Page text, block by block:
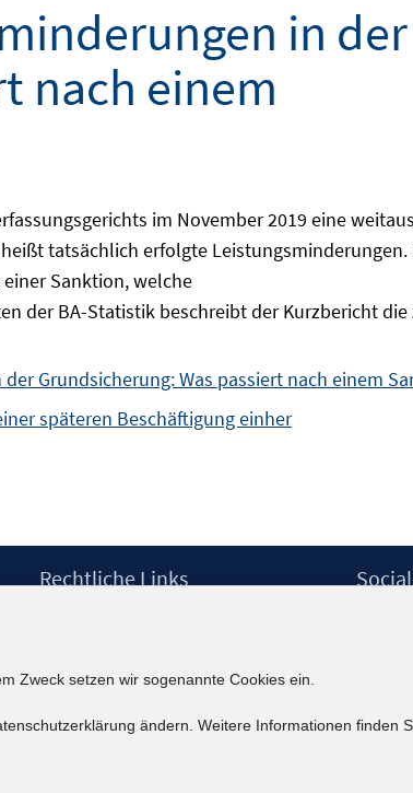
in der
nach einem
im November 2019 eine
tatsächlich erfolgte
Sanktion, welche
der BA-Statistik beschreibt der Kurzbericht
Grundsicherung: Was passiert nach einem
späteren Beschäftigung einher
Rechtliche Links
Erklärung zur Barrierefreiheit
kununu
Zweck setzen wir sogenannte Cookies ein.
ändern. Weitere Informationen finden